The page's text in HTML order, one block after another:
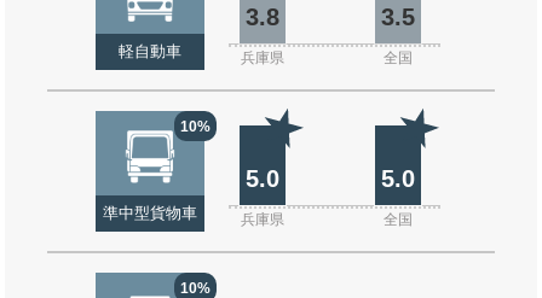
軽自動車
3.8 3.5
兵庫県 全国
10%
準中型貨物車
5.0 5.0
兵庫県 全国
10%